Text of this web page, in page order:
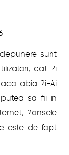
sunt
cat ?i
abia ?i-Ai
sa fii in
?ansele
este de fapt